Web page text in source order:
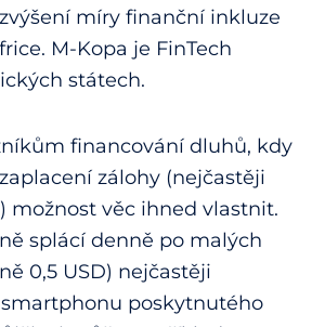
míry finanční inkluze
M-Kopa je FinTech
státech.
financování dluhů, kdy
zálohy (nejčastěji
možnost věc ihned vlastnit.
splácí denně po malých
0,5 USD) nejčastěji
poskytnutého